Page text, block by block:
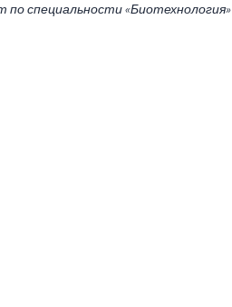
по специальности «Биотехнология»